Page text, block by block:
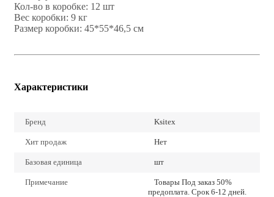
Кол-во в коробке: 12 шт
Вес коробки: 9 кг
Размер коробки: 45*55*46,5 см
Характеристики
Бренд Ksitex
Хит продаж Нет
Базовая единица шт
Примечание
Товары Под заказ 50%
предоплата. Срок 6-12 дней.